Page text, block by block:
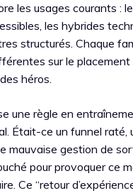
les usages courants :
les hybrides
structurés. Chaque
sur le placement
héros.
une règle en
Était-ce un funnel raté,
mauvaise gestion de
pour provoquer ce
Ce “retour